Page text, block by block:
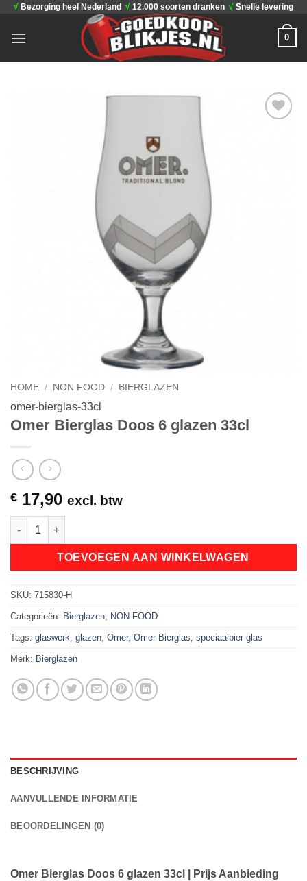
inhoud
√ Bezorging heel Nederland √ 12.000 soorten dranken √ Snelle levering
0
HOME / NON FOOD / BIERGLAZEN
omer-bierglas-33cl
Omer Bierglas Doos 6 glazen 33cl
€ 17,90 excl. btw
Omer Bierglas Doos 6 glazen 33cl aantal
TOEVOEGEN AAN WINKELWAGEN
SKU: 715830-H
Categorieën: Bierglazen, NON FOOD
Tags: glaswerk, glazen, Omer, Omer Bierglas, speciaalbier glas
Merk: Bierglazen
BESCHRIJVING
AANVULLENDE INFORMATIE
BEOORDELINGEN (0)
Omer Bierglas Doos 6 glazen 33cl | Prijs Aanbieding